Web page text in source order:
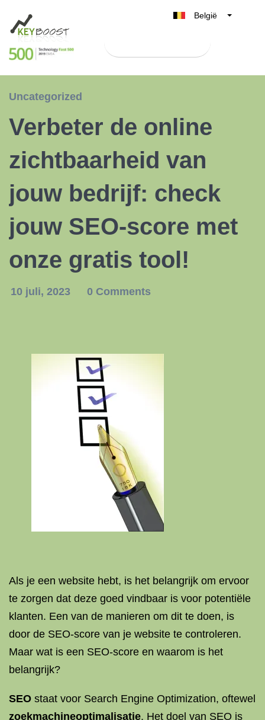
België
Nederland
España
Uncategorized
Verbeter de online
zichtbaarheid van
jouw bedrijf: check
jouw SEO-score met
onze gratis tool!
10 juli, 2023 0 Comments
Als je een website hebt, is het belangrijk om ervoor
te zorgen dat deze goed vindbaar is voor potentiële
klanten. Een van de manieren om dit te doen, is
door de SEO-score van je website te controleren.
Maar wat is een SEO-score en waarom is het
belangrijk?
SEO staat voor Search Engine Optimization, oftewel
zoekmachineoptimalisatie. Het doel van SEO is